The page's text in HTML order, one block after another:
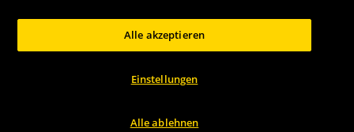
Copyright © 2024 Sportspar GmbH, Gustav-Adolf-Ring 7, 04838 Eilenburg DE -
*Alle Preise inkl. gesetzl. Mehrwertsteuer zzgl.
Mitgliedschaft
Einstellungen
Alle ablehnen
Alle akzeptieren